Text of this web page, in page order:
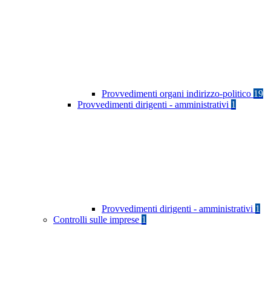
Provvedimenti organi indirizzo-politico 19
Provvedimenti dirigenti - amministrativi 1
Provvedimenti dirigenti - amministrativi 1
Controlli sulle imprese 1